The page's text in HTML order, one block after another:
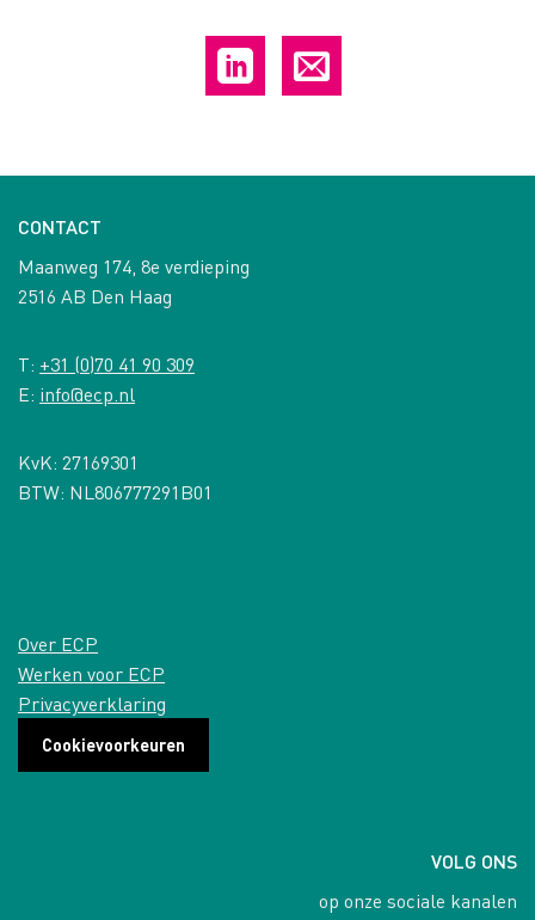
CONTACT
Maanweg 174, 8e verdieping
2516 AB Den Haag
T: +31 (0)70 41 90 309
E: info@ecp.nl
KvK: 27169301
BTW: NL806777291B01
Over ECP
Werken voor ECP
Privacyverklaring
Cookievoorkeuren
VOLG ONS
op onze sociale kanalen